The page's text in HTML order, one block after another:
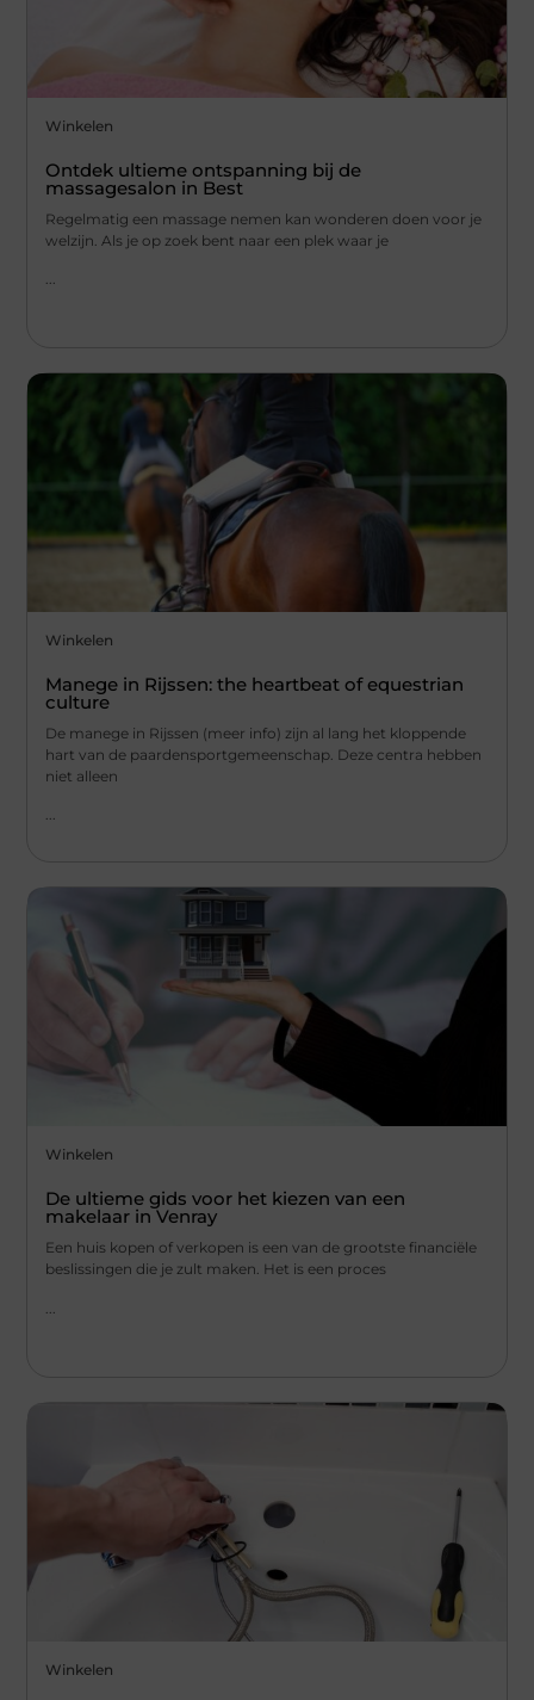
Winkelen
Ontdek ultieme ontspanning bij de
massagesalon in Best
Regelmatig een massage nemen kan wonderen doen voor je
welzijn. Als je op zoek bent naar een plek waar je
Winkelen
Manege in Rijssen: the heartbeat of equestrian
culture
De manege in Rijssen (meer info) zijn al lang het kloppende
hart van de paardensportgemeenschap. Deze centra hebben
niet alleen
...
Winkelen
De ultieme gids voor het kiezen van een
makelaar in Venray
Een huis kopen of verkopen is een van de grootste financiële
beslissingen die je zult maken. Het is een proces
Winkelen